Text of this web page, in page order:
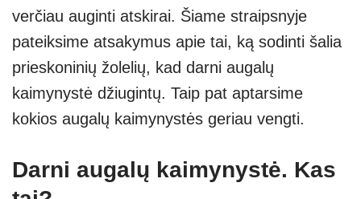
verčiau auginti atskirai. Šiame straipsnyje
pateiksime atsakymus apie tai, ką sodinti šalia
prieskoninių žolelių, kad darni augalų
kaimynystė džiugintų. Taip pat aptarsime
kokios augalų kaimynystės geriau vengti.
Darni augalų kaimynystė. Kas